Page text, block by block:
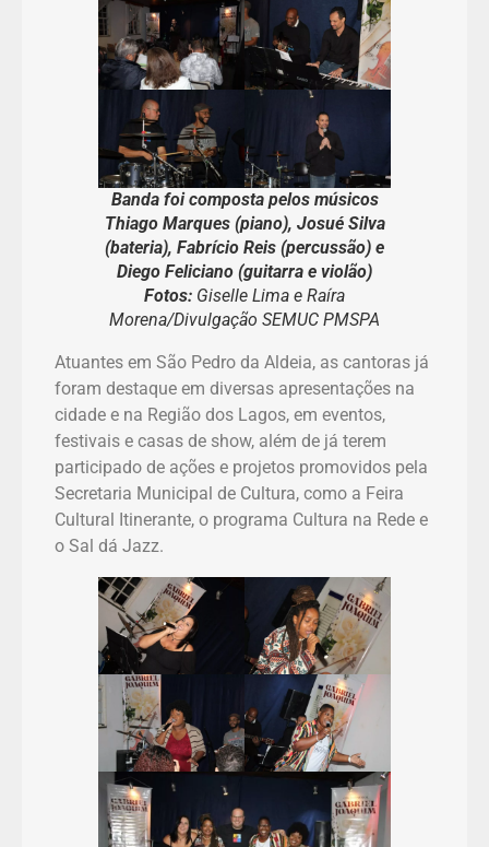
Banda foi composta pelos músicos
Thiago Marques (piano), Josué Silva
(bateria), Fabrício Reis (percussão) e
Diego Feliciano (guitarra e violão)
Fotos: Giselle Lima e Raíra
Morena/Divulgação SEMUC PMSPA
Atuantes em São Pedro da Aldeia, as cantoras já
foram destaque em diversas apresentações na
cidade e na Região dos Lagos, em eventos,
festivais e casas de show, além de já terem
participado de ações e projetos promovidos pela
Secretaria Municipal de Cultura, como a Feira
Cultural Itinerante, o programa Cultura na Rede e
o Sal dá Jazz.